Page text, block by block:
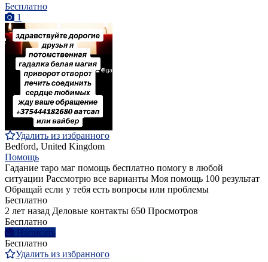
Бесплатно
1
Удалить из избранного
Bedford, United Kingdom
Помощь
Гадание таро маг помощь бесплатно помогу в любой
ситуации Рассмотрю все варианты Моя помощь 100 результат
Обращай если у тебя есть вопросы или проблемы
Бесплатно
2 лет назад Деловые контакты 650 Просмотров
Бесплатно
Написать
Бесплатно
Удалить из избранного